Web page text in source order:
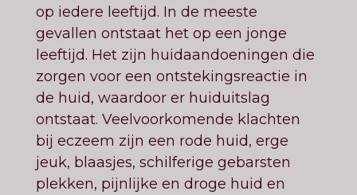
op iedere leeftijd. In de meeste
gevallen ontstaat het op een jonge
leeftijd. Het zijn huidaandoeningen die
zorgen voor een ontstekingsreactie in
de huid, waardoor er huiduitslag
ontstaat. Veelvoorkomende klachten
bij eczeem zijn een rode huid, erge
jeuk, blaasjes, schilferige gebarsten
plekken, pijnlijke en droge huid en